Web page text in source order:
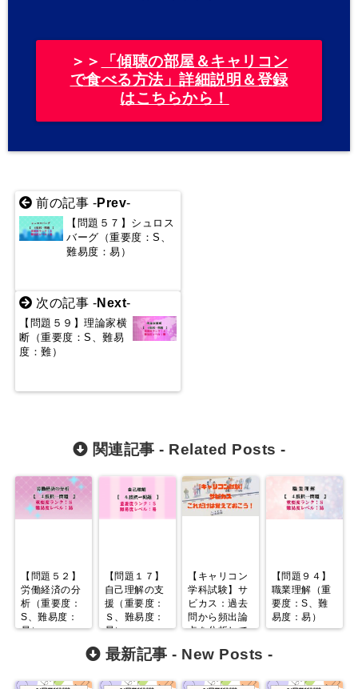
＞＞
「傾聴の部屋＆キャリコン
で食べる方法」詳細説明＆登録
はこちらから！
前の記事 -Prev-
【問題５７】シュロス
バーグ（重要度：S、
難易度：易）
次の記事 -Next-
【問題５９】理論家横
断（重要度：S、難易
度：難）
関連記事 - Related Posts -
【問題５２】
労働経済の分
析（重要度：
S、難易度：
易）
【問題１７】
自己理解の支
援（重要度：
Ｓ、難易度：
易）
【キャリコン
学科試験】サ
ビカス：過去
問から頻出論
点を分析して
【問題９４】
職業理解（重
要度：S、難
易度：易）
最新記事 - New Posts -